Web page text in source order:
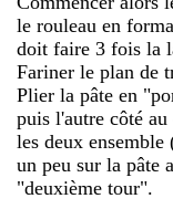
le rouleau en
doit faire 3 fois la
Fariner le plan de
Plier la pâte en
puis l'autre côté
les deux
un peu sur la pâte
"deuxième tour".